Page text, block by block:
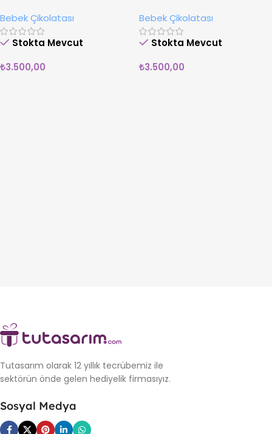
Bebek Çikolatası
Stokta Mevcut
₺3.500,00
Bebek Çikolatası
Stokta Mevcut
₺3.500,00
Tutasarım olarak 12 yıllık tecrübemiz ile
sektörün önde gelen hediyelik firmasıyız.
Sosyal Medya